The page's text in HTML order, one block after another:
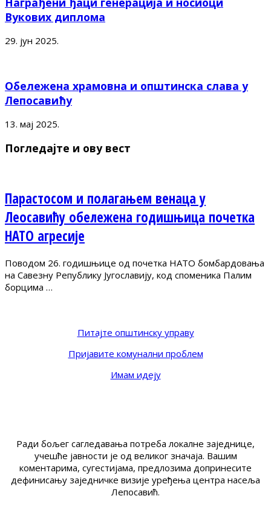
Вукових диплома
29. јун 2025.
Обележена храмовна и општинска слава у
Лепосавићу
13. мај 2025.
Погледајте и ову вест
Парастосом и полагањем венаца у
Леосавићу обележена годишњица почетка
НАТО агресије
Поводом 26. годишњице од почетка НАТО бомбардовања
на Савезну Републику Југославију, код споменика Палим
борцима …
Питајте општинску управу
Пријавите комунални проблем
Имам идеју
Ради бољег сагледавања потреба локалне заједнице,
учешће јавности је од великог значаја. Вашим
коментарима, сугестијама, предлозима допринесите
дефинисању заједничке визије уређења центра насеља
Лепосавић.